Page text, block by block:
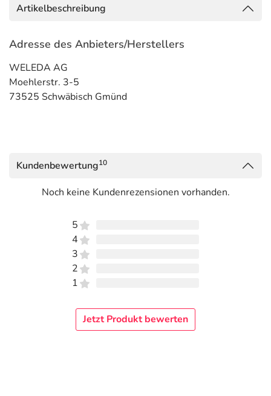
Artikelbeschreibung
Adresse des Anbieters/Herstellers
WELEDA AG
Moehlerstr. 3-5
73525 Schwäbisch Gmünd
Kundenbewertung10
Noch keine Kundenrezensionen vorhanden.
5
4
3
2
1
Jetzt Produkt bewerten